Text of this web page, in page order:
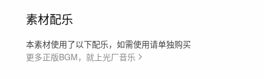
素材配乐
本素材使用了以下配乐，如需使用请单独购买
更多正版BGM，就上光厂音乐